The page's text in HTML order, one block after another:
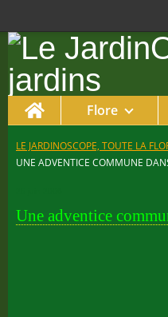
Home Flore
LE JARDINOSCOPE, TOUTE LA
UNE ADVENTICE COMMUNE
Une adventice